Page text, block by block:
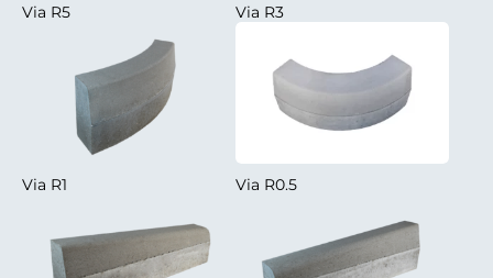
Via R5 Via R3
Via R1 Via R0.5